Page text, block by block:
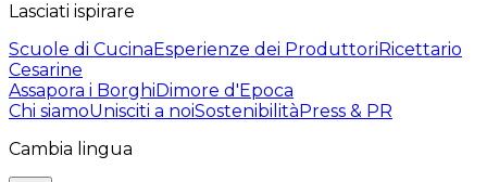
Lasciati ispirare
Scuole di CucinaEsperienze dei ProduttoriRicettario
Cesarine
Assapora i BorghiDimore d'Epoca
Chi siamoUnisciti a noiSostenibilitàPress & PR
Cambia lingua